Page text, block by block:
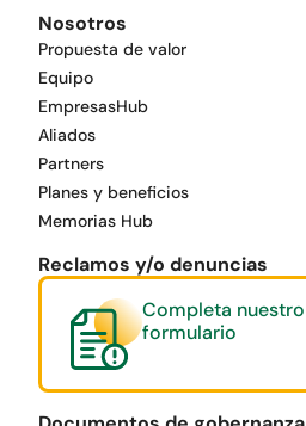
Nosotros
Propuesta de valor
Equipo
EmpresasHub
Aliados
Partners
Planes y beneficios
Memorias Hub
Reclamos y/o denuncias
Completa nuestro
formulario